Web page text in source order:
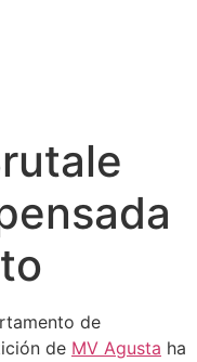
de
de MV Agusta ha